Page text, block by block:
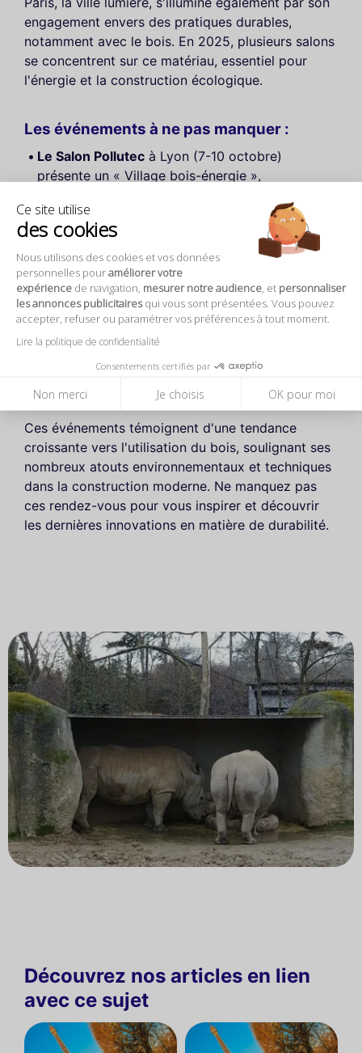
Ce site utilise
des cookies
Nous utilisons des cookies et vos données
personnelles pouraméliorer votre
expérience de navigation, mesurer notre audience , et personnaliser
les annonces publicitairesqui vous sont présentées. Vous pouvez
accepter, refuser ou paramétrer vos préférences à tout moment.
Lire la politique de confidentialité
Consentements certifiés par
Non merci Je choisis OK pour moi
engagement envers des pratiques durables,
notamment avec le bois. En 2025, plusieurs salons
se concentrent sur ce matériau, essentiel pour
l'énergie et la construction écologique.
Les événements à ne pas manquer :
Le Salon Pollutec à Lyon (7-10 octobre)
présente un « Village bois-énergie »,
énergétique renouvelable. Une occasion unique
de rencontrer les acteurs du secteur.
Le Salon de la Prescription de l'Untec(11-15
septembre) met en avant la performance
thermique des matériaux en bois, essentiel pour
construire de manière durable.
continuent de valoriser le bois dans l’architecture
écologique, en explorant des concepts
novateurs tels que les tiny houses.
Ces événements témoignent d'une tendance
croissante vers l'utilisation du bois, soulignant ses
nombreux atouts environnementaux et techniques
dans la construction moderne. Ne manquez pas
ces rendez-vous pour vous inspirer et découvrir
les dernières innovations en matière de durabilité.
Découvrez nos articles en lien
avec ce sujet